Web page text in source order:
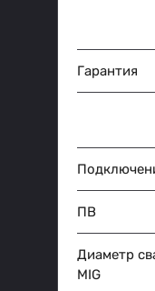
Гарантия
ПВ
Диаметр
MIG